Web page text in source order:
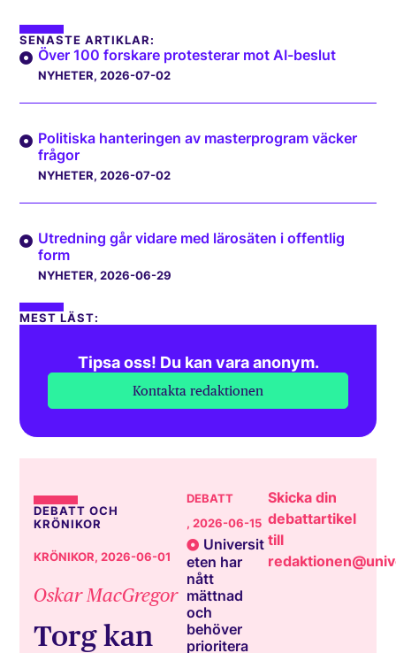
SENASTE ARTIKLAR:
Över 100 forskare protesterar mot AI-beslut
NYHETER, 2026-07-02
Politiska hanteringen av masterprogram väcker
frågor
NYHETER, 2026-07-02
Utredning går vidare med lärosäten i offentlig
form
NYHETER, 2026-06-29
MEST LÄST:
Tipsa oss! Du kan vara anonym.
Kontakta redaktionen
DEBATT OCH
KRÖNIKOR
KRÖNIKOR, 2026-06-01
Oskar MacGregor
Torg kan
DEBATT
, 2026-06-15
Universit
eten har
nått
mättnad
och
behöver
prioritera
Skicka din
debattartikel
till